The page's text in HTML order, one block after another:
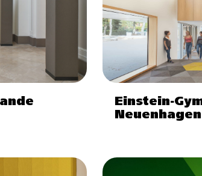
Einstein-
Neuenhagen